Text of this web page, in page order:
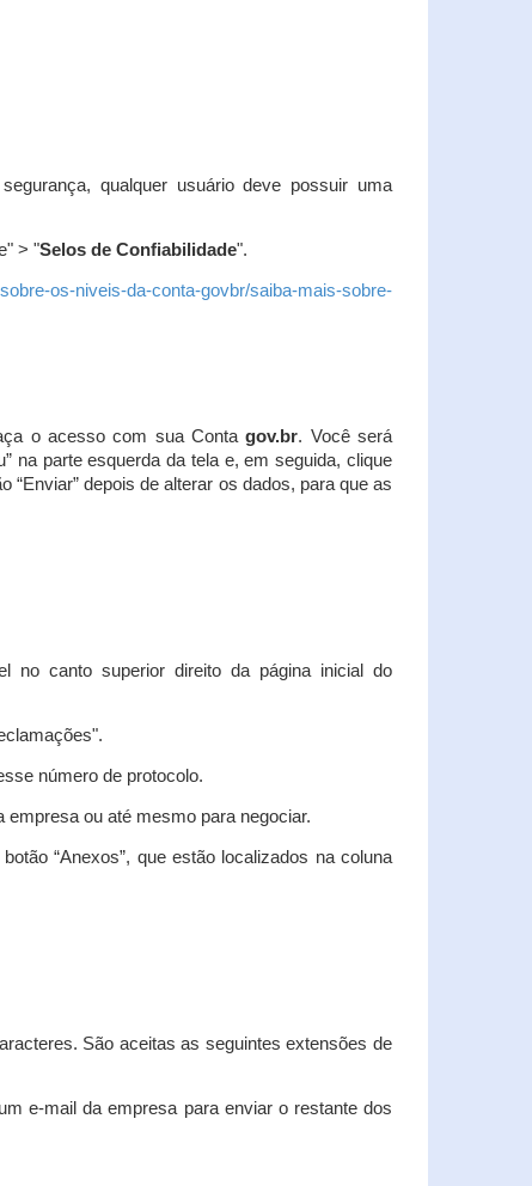
qualquer usuário deve possuir uma
> "Selos de Confiabilidade".
os-niveis-da-conta-govbr/saiba-mais-sobre-
o acesso com sua Contagov.br. Você será
na parte esquerda da tela e, em seguida, clique
“Enviar” depois de alterar os dados, para que as
no canto superior direito da página inicial do
número de protocolo.
empresa ou até mesmo para negociar.
“Anexos”, que estão localizados na coluna
São aceitas as seguintes extensões de
e-mail da empresa para enviar o restante dos